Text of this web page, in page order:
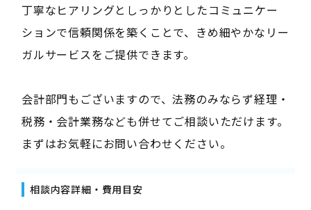
丁寧なヒアリングとしっかりとしたコミュニケー
ションで信頼関係を築くことで、きめ細やかなリー
ガルサービスをご提供できます。
会計部門もございますので、法務のみならず経理・
税務・会計業務なども併せてご相談いただけます。
まずはお気軽にお問い合わせください。
相談内容詳細・費用目安